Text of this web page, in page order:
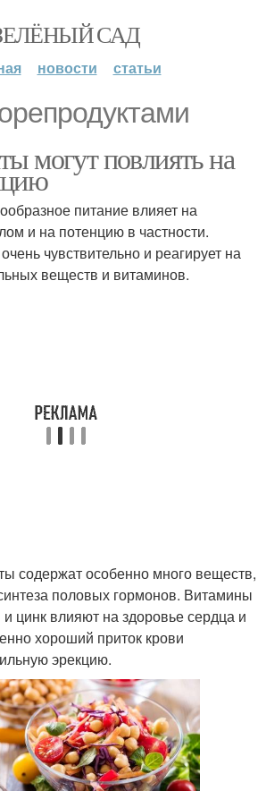
САД
новости статьи
могут повлиять на
питание влияет на
и на потенцию в частности.
чувствительно и реагирует на
веществ и витаминов.
содержат особенно много веществ,
половых гормонов. Витамины
цинк влияют на здоровье сердца и
хороший приток крови
эрекцию.